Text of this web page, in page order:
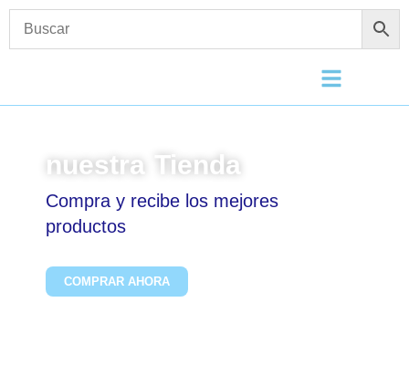
nuestra Tienda
Compra y recibe los mejores
productos
COMPRAR AHORA